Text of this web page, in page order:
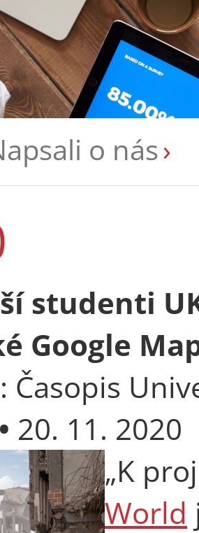
o nás
studenti
Google
Časopis
• 20. 11. 2020
„K
World